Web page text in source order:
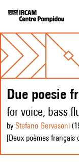
Due poesie
for voice, bass
by Stefano Gervasoni
[Deux poèmes français